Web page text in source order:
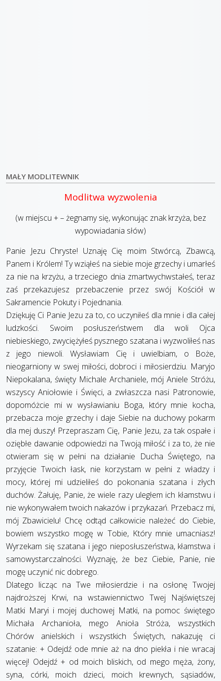
MAŁY MODLITEWNIK
Modlitwa wyzwolenia
(w miejscu + – żegnamy się, wykonując znak krzyża, bez
wypowiadania słów)
Panie Jezu Chryste! Uznaję Cię moim Stwórcą, Zbawcą,
Panem i Królem! Ty wziąłeś na siebie moje grzechy i umarłeś
za nie na krzyżu, a trzeciego dnia zmartwychwstałeś, teraz
zaś przekazujesz przebaczenie przez swój Kościół w
Sakramencie Pokuty i Pojednania.
Dziękuję Ci Panie Jezu za to, co uczyniłeś dla mnie i dla całej
ludzkości. Swoim posłuszeństwem dla woli Ojca
niebieskiego, zwyciężyłeś pysznego szatana i wyzwoliłeś nas
z jego niewoli. Wysławiam Cię i uwielbiam, o Boże,
nieogarniony w swej miłości, dobroci i miłosierdziu. Maryjo
Niepokalana, święty Michale Archaniele, mój Aniele Stróżu,
wszyscy Aniołowie i Święci, a zwłaszcza nasi Patronowie,
dopomóżcie mi w wysławianiu Boga, który mnie kocha,
przebacza moje grzechy i daje Siebie na duchowy pokarm
dla mej duszy! Przepraszam Cię, Panie Jezu, za tak ospałe i
oziębłe dawanie odpowiedzi na Twoją miłość i za to, że nie
otwieram się w pełni na działanie Ducha Świętego, na
przyjęcie Twoich łask, nie korzystam w pełni z władzy i
mocy, której mi udzieliłeś do pokonania szatana i złych
duchów. Żałuję, Panie, że wiele razy uległem ich kłamstwu i
nie wykonywałem twoich nakazów i przykazań. Przebacz mi,
mój Zbawicielu! Chcę odtąd całkowicie należeć do Ciebie,
bowiem wszystko mogę w Tobie, Który mnie umacniasz!
Wyrzekam się szatana i jego nieposłuszeństwa, kłamstwa i
samowystarczalności. Wyznaję, że bez Ciebie, Panie, nie
mogę uczynić nic dobrego.
Dlatego licząc na Twe miłosierdzie i na osłonę Twojej
najdroższej Krwi, na wstawiennictwo Twej Najświętszej
Matki Maryi i mojej duchowej Matki, na pomoc świętego
Michała Archanioła, mego Anioła Stróża, wszystkich
Chórów anielskich i wszystkich Świętych, nakazuję ci
szatanie: + Odejdź ode mnie aż na dno piekła i nie wracaj
więcej! Odejdź + od moich bliskich, od mego męża, żony,
syna, córki, moich dzieci, moich krewnych, sąsiadów,